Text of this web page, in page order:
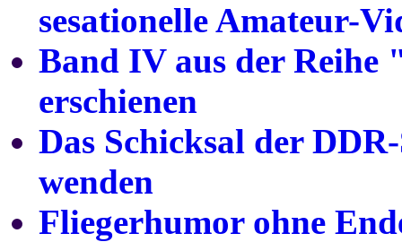
sesationelle Amateur-
Band IV aus der Reihe
erschienen
Das Schicksal der
wenden
Fliegerhumor ohne